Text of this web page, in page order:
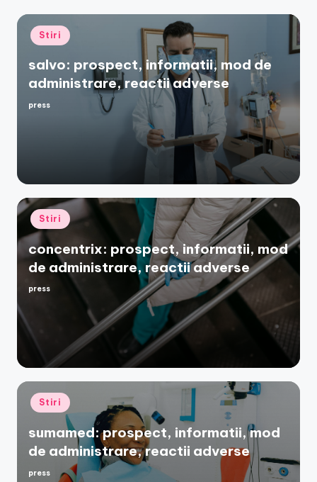
Posted
in
Stiri
salvo: prospect, informatii, mod de
administrare, reactii adverse
Posted
press
Posted
in
Stiri
concentrix: prospect, informatii, mod
de administrare, reactii adverse
Posted
press
Posted
in
Stiri
sumamed: prospect, informatii, mod
de administrare, reactii adverse
Posted
press